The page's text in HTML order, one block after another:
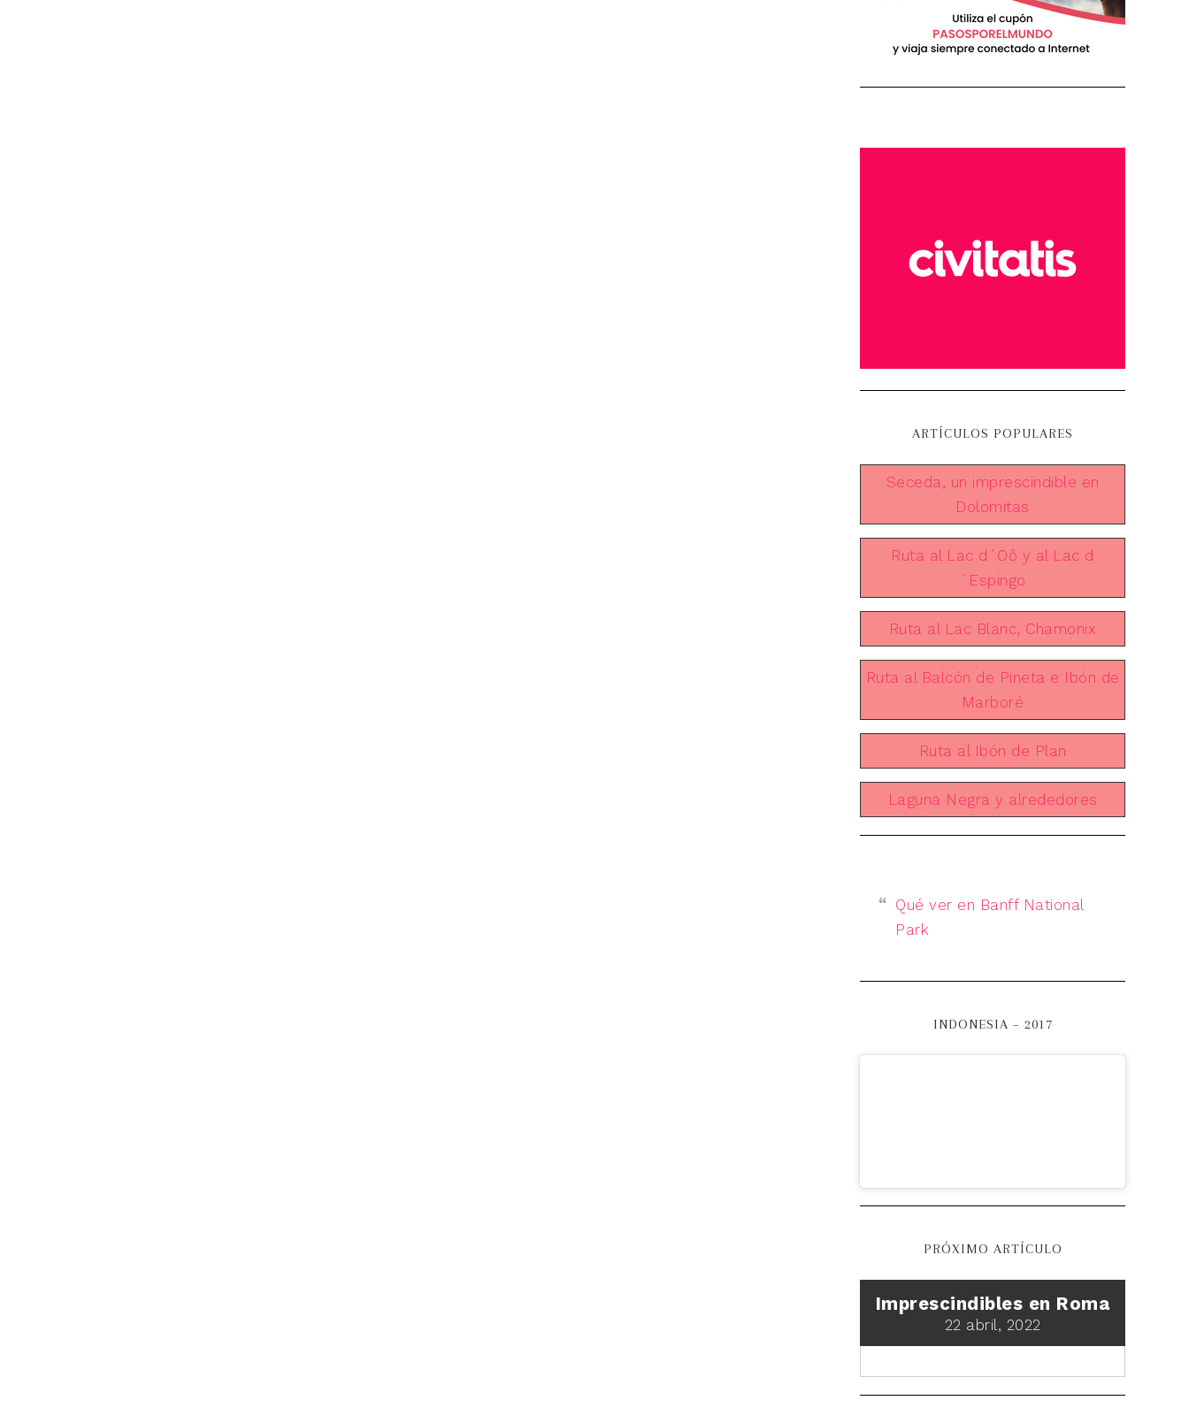
ARTÍCULOS POPULARES
Seceda, un imprescindible en
Dolomitas
Ruta al Lac d´Oô y al Lac d
´Espingo
Ruta al Lac Blanc, Chamonix
Ruta al Balcón de Pineta e Ibón de
Marboré
Ruta al Ibón de Plan
Laguna Negra y alrededores
Qué ver en Banff National
Park
INDONESIA – 2017
PRÓXIMO ARTÍCULO
Imprescindibles en Roma
22 abril, 2022